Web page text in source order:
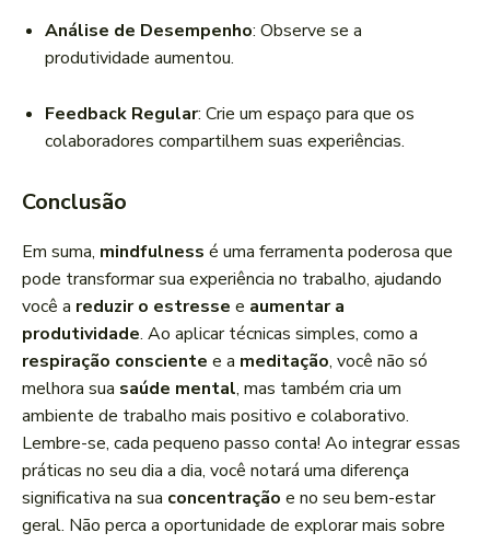
Análise de Desempenho: Observe se a
produtividade aumentou.
Feedback Regular: Crie um espaço para que os
colaboradores compartilhem suas experiências.
Conclusão
Em suma, mindfulness é uma ferramenta poderosa que
pode transformar sua experiência no trabalho, ajudando
você a reduzir o estresse e aumentar a
produtividade. Ao aplicar técnicas simples, como a
respiração consciente e a meditação, você não só
melhora sua saúde mental, mas também cria um
ambiente de trabalho mais positivo e colaborativo.
Lembre-se, cada pequeno passo conta! Ao integrar essas
práticas no seu dia a dia, você notará uma diferença
significativa na sua concentração e no seu bem-estar
geral. Não perca a oportunidade de explorar mais sobre